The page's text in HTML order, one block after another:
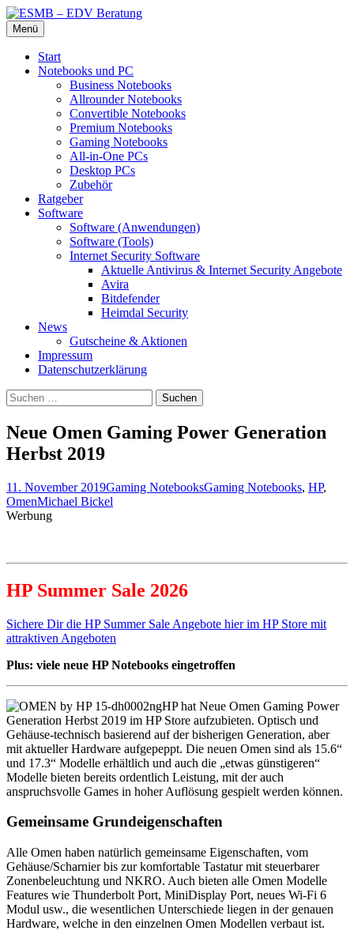
ESMB – EDV Beratung
Menü Zum
Inhalt
springen
Start
Notebooks und PC
Business Notebooks
Allrounder Notebooks
Convertible Notebooks
Premium Notebooks
Gaming Notebooks
All-in-One PCs
Desktop PCs
Zubehör
Ratgeber
Software
Software (Anwendungen)
Software (Tools)
Internet Security Software
Aktuelle Antivirus & Internet Security Angebote
Avira
Bitdefender
Heimdal Security
News
Gutscheine & Aktionen
Impressum
Datenschutzerklärung
Suche
nach:
Neue Omen Gaming Power Generation
Herbst 2019
11. November 2019Gaming NotebooksGaming Notebooks, HP,
OmenMichael Bickel
Werbung
HP Summer Sale 2026
Sichere Dir die HP Summer Sale Angebote hier im HP Store mit
attraktiven Angeboten
Plus: viele neue HP Notebooks eingetroffen
HP hat Neue Omen Gaming Power
Generation Herbst 2019 im HP Store aufzubieten. Optisch und
Gehäuse-technisch basierend auf der bisherigen Generation, aber
mit aktueller Hardware aufgepeppt. Die neuen Omen sind als 15.6“
und 17.3“ Modelle erhältlich und auch die „etwas günstigeren“
Modelle bieten bereits ordentlich Leistung, mit der auch
anspruchsvolle Games in hoher Auflösung gespielt werden können.
Gemeinsame Grundeigenschaften
Alle Omen haben natürlich gemeinsame Eigenschaften, vom
Gehäuse/Scharnier bis zur komfortable Tastatur mit steuerbarer
Zonenbeleuchtung und NKRO. Auch bieten alle Omen Modelle
Features wie Thunderbolt Port, MiniDisplay Port, neues Wi-Fi 6
Modul usw., die wesentlichen Unterschiede liegen in der genauen
Hardware, welche in den einzelnen Omen Modellen verbaut ist.